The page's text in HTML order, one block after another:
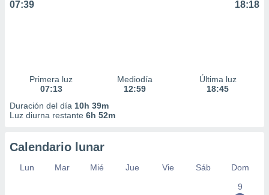
07:39 18:18
Primera luz
07:13
Mediodía
12:59
Última luz
18:45
Duración del día 10h 39m
Luz diurna restante 6h 52m
Calendario lunar
Lun Mar Mié Jue Vie Sáb
Dom
9